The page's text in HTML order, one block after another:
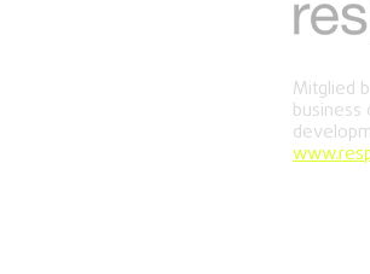
Mitglied
business